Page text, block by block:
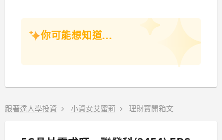
你可能想知道...
跟著達人學投資 小資女艾蜜莉 理財寶開箱文